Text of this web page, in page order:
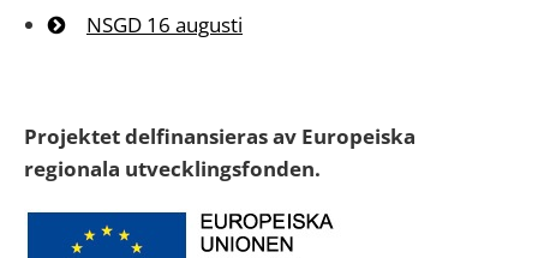
NSGD 16 augusti
Projektet delfinansieras av Europeiska
regionala utvecklingsfonden.